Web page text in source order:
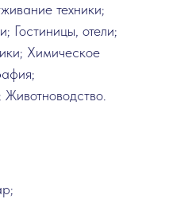
техники;
Гостиницы, отели;
Химическое